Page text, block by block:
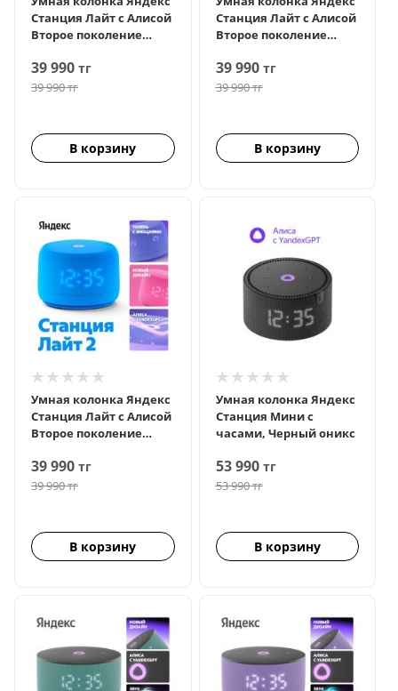
Станция Лайт с Алисой
Второе поколение
39 990 тг
39 990тг
В корзину
Станция Лайт с Алисой
Второе поколение
39 990тг
39 990тг
В корзину
Умная колонка Яндекс
Станция Лайт с Алисой
Второе поколение
39 990 тг
39 990тг
В корзину
Умная колонка Яндекс
Станция Мини с
часами, Черный оникс
53 990тг
53 990тг
В корзину